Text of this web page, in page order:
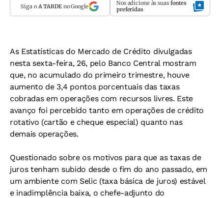
Siga o A TARDEno Google Nos adicione às suas fontes
preferidas
As Estatísticas do Mercado de Crédito divulgadas
nesta sexta-feira, 26, pelo Banco Central mostram
que, no acumulado do primeiro trimestre, houve
aumento de 3,4 pontos porcentuais das taxas
cobradas em operações com recursos livres. Este
avanço foi percebido tanto em operações de crédito
rotativo (cartão e cheque especial) quanto nas
demais operações.
Questionado sobre os motivos para que as taxas de
juros tenham subido desde o fim do ano passado, em
um ambiente com Selic (taxa básica de juros) estável
e inadimplência baixa, o chefe-adjunto do